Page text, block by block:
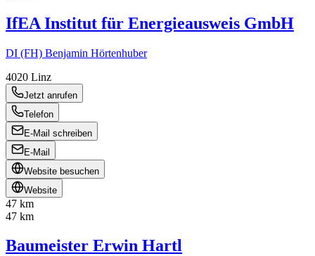
IfEA Institut für Energieausweis GmbH
DI (FH) Benjamin Hörtenhuber
4020 Linz
Jetzt anrufen
Telefon
E-Mail schreiben
E-Mail
Website besuchen
Website
47 km
47 km
Baumeister Erwin Hartl